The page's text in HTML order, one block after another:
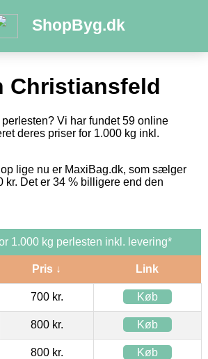
ShopByg.dk
Christiansfeld
Vi har fundet 59 online
deres priser for 1.000 kg inkl.
lige nu er MaxiBag.dk, som sælger
kr. Det er 34 % billigere end den
1.000 kg perlesten inkl. levering*
Pris ↓ Link
700 kr. Køb
800 kr. Køb
800 kr. Køb